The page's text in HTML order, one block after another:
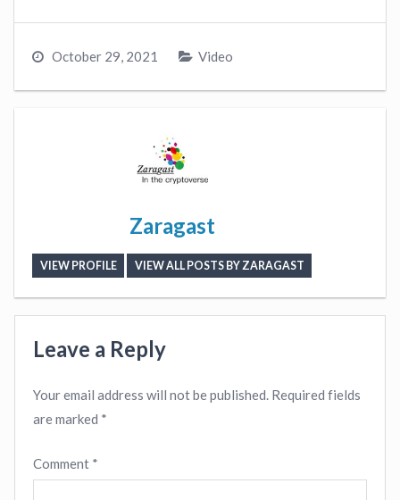
October 29, 2021 Video
Zaragast
VIEW PROFILE VIEW ALL POSTS BY ZARAGAST
Leave a Reply
Your email address will not be published. Required fields
are marked *
Comment *